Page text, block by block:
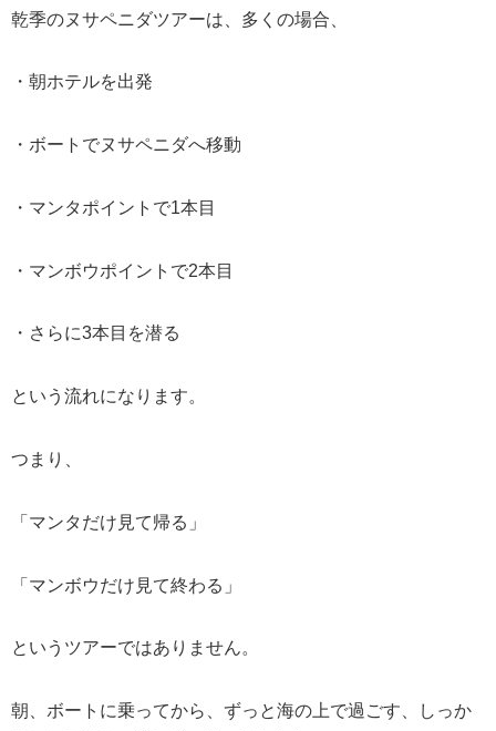
乾季のヌサペニダツアーは、多くの場合、
・朝ホテルを出発
・ボートでヌサペニダへ移動
・マンタポイントで1本目
・マンボウポイントで2本目
・さらに3本目を潜る
という流れになります。
つまり、
「マンタだけ見て帰る」
「マンボウだけ見て終わる」
というツアーではありません。
朝、ボートに乗ってから、ずっと海の上で過ごす、しっか